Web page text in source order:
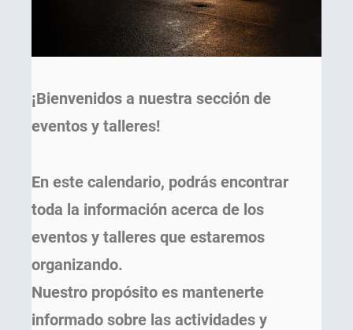
¡Bienvenidos a nuestra sección de
eventos y talleres!
En este calendario, podrás encontrar
toda la información acerca de los
eventos y talleres que estaremos
organizando.
Nuestro propósito es mantenerte
informado sobre las actividades y